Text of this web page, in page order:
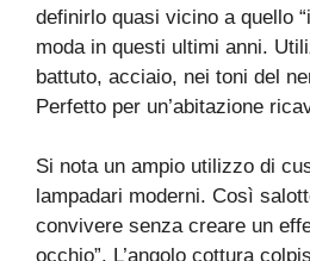
definirlo quasi vicino a quello
moda in questi ultimi anni.
battuto, acciaio, nei toni del
Perfetto per un’abitazione
Si nota un ampio utilizzo di
lampadari moderni. Così
convivere senza creare un
occhio”. L’angolo cottura